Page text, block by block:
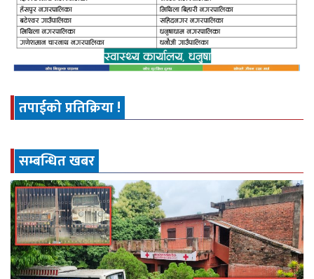
तपाईको प्रतिक्रिया !
सम्बन्धित खबर